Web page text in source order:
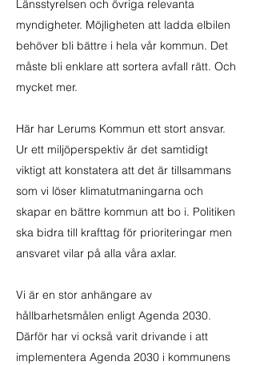
Länsstyrelsen och övriga relevanta
myndigheter. Möjligheten att ladda elbilen
behöver bli bättre i hela vår kommun. Det
måste bli enklare att sortera avfall rätt. Och
mycket mer.
Här har Lerums Kommun ett stort ansvar.
Ur ett miljöperspektiv är det samtidigt
viktigt att konstatera att det är tillsammans
som vi löser klimatutmaningarna och
skapar en bättre kommun att bo i. Politiken
ska bidra till krafttag för prioriteringar men
ansvaret vilar på alla våra axlar.
Vi är en stor anhängare av
hållbarhetsmålen enligt Agenda 2030.
Därför har vi också varit drivande i att
implementera Agenda 2030 i kommunens